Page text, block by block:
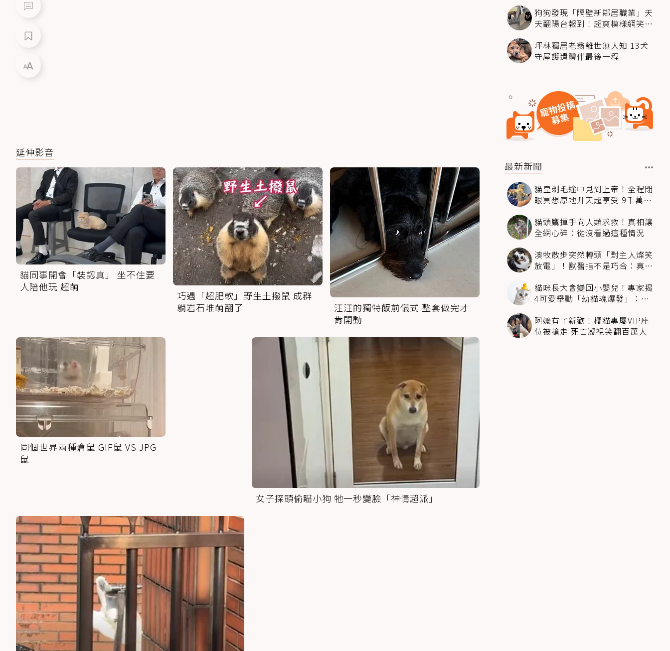
延伸影音
貓同事開會「裝認真」 坐不住要
人陪他玩 超萌
巧遇「超肥軟」野生土撥鼠 成群
躺岩石堆萌翻了
汪汪的獨特飯前儀式 整套做完才
肯開動
同個世界兩種倉鼠 GIF鼠 VS JPG
鼠
女子探頭偷瞄小狗 牠一秒變臉「神情超派」
狗狗發現「隔壁新鄰居職業」天
天翻陽台報到！超爽模樣網笑
坪林獨居老翁離世無人知 13犬
守屋護遺體伴最後一程
最新新聞
貓皇剃毛途中見到上帝！全程閉
眼冥想原地升天超享受 9千萬人
貓頭鷹揮手向人類求救！真相讓
全網心碎：從沒看過這種情況
澳牧散步突然轉頭「對主人燦笑
放電」！獸醫指不是巧合：真相
貓咪長大會變回小嬰兒！專家揭
4可愛舉動「幼貓魂爆發」：本
阿嬤有了新歡！橘貓專屬VIP座
位被搶走 死亡凝視笑翻百萬人